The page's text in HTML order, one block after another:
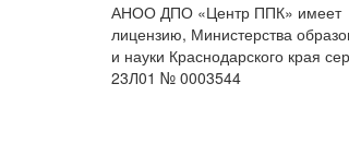
АНОО ДПО «Центр ППК» имеет
лицензию, Министерства
и науки Краснодарского края
23Л01 № 0003544